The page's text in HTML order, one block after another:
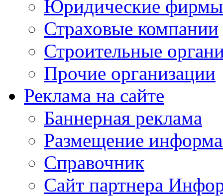
Юридические фирмы
Страховые компании
Строительные
Прочие организации
Реклама на сайте
Баннерная реклама
Размещение
Справочник
Сайт партнера